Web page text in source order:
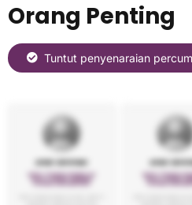
Orang Penting
Tuntut penyenaraian